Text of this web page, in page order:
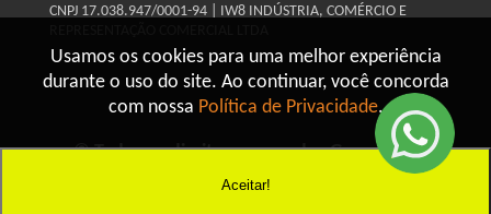
Usamos os cookies para uma melhor experiência
durante o uso do site. Ao continuar, você concorda
com nossa Política de Privacidade.
Aceitar!
CNPJ 17.038.947/0001-94 | IW8 INDÚSTRIA, COMÉRCIO E
© Todos os direitos reservados Grupo IW8
Construmaq - 2026